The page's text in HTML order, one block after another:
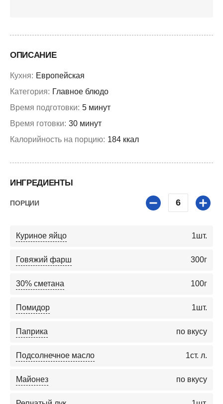
ОПИСАНИЕ
Кухня: Европейская
Категория: Главное блюдо
Время подготовки: 5 минут
Время готовки: 30 минут
Калорийность на порцию: 184 ккал
ИНГРЕДИЕНТЫ
ПОРЦИИ 6
Куриное яйцо 1шт.
Говяжий фарш 300г
30% сметана 100г
Помидор 1шт.
Паприка по вкусу
Подсолнечное масло 1ст. л.
Майонез по вкусу